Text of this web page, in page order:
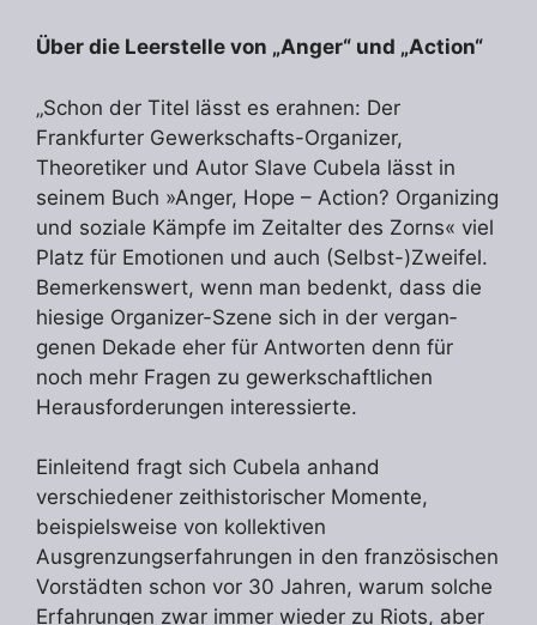
Über die Leerstelle von „Anger“ und „Action“
„Schon der Titel lässt es erahnen: Der
Frankfurter Gewerkschafts-Organizer,
Theoretiker und Autor Slave Cubela lässt in
seinem Buch »Anger, Hope – Action? Organizing
und soziale Kämpfe im Zeitalter des Zorns« viel
Platz für Emotionen und auch (Selbst-)Zweifel.
Be­merkenswert, wenn man bedenkt, dass die
hiesige Organizer-Szene sich in der vergan­
genen Dekade eher für Antworten denn für
noch mehr Fragen zu gewerkschaftlichen
Heraus­forderungen interessierte.
Einleitend fragt sich Cubela anhand
verschiedener zeithistorischer Momente,
beispiels­weise von kollektiven
Ausgrenzungserfahrungen in den französischen
Vorstädten schon vor 30 Jahren, warum solche
Erfahrungen zwar immer wieder zu Riots, aber